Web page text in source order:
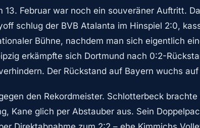
13. Februar war noch ein souveräner Auftritt.
schlug der BVB Atalanta im Hinspiel 2:0,
Bühne, nachdem man sich eigentlich
erkämpfte sich Dortmund nach 0:2-
Der Rückstand auf Bayern wuchs
den Rekordmeister. Schlotterbeck
Kane glich per Abstauber aus. Sein